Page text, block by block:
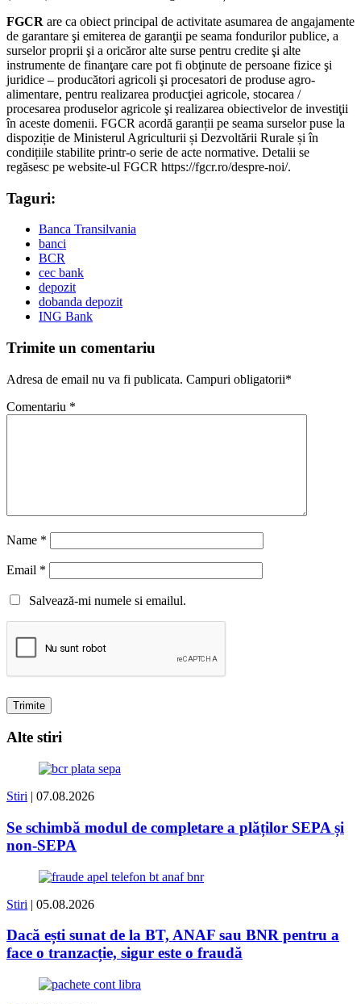
FGCR are ca obiect principal de activitate asumarea de angajamente
de garantare şi emiterea de garanţii pe seama fondurilor publice, a
surselor proprii şi a oricăror alte surse pentru credite şi alte
instrumente de finanţare care pot fi obţinute de persoane fizice şi
juridice – producători agricoli şi procesatori de produse agro-
alimentare, pentru realizarea producţiei agricole, stocarea /
procesarea produselor agricole şi realizarea obiectivelor de investiţii
în aceste domenii. FGCR acordă garanții pe seama surselor puse la
dispoziție de Ministerul Agriculturii și Dezvoltării Rurale și în
condițiile stabilite printr-o serie de acte normative. Detalii se
regăsesc pe website-ul FGCR https://fgcr.ro/despre-noi/.
Taguri:
Banca Transilvania
banci
BCR
cec bank
depozit
dobanda depozit
ING Bank
Trimite un comentariu
Adresa de email nu va fi publicata. Campuri obligatorii*
Comentariu *
Name *
Email *
Salvează-mi numele si emailul.
Alte stiri
Stiri | 07.08.2026
Se schimbă modul de completare a plăților SEPA și
non-SEPA
Stiri | 05.08.2026
Dacă ești sunat de la BT, ANAF sau BNR pentru a
face o tranzacție, sigur este o fraudă